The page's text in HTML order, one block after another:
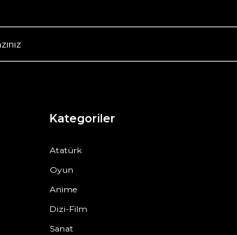
Kategoriler
Atatürk
Oyun
Anime
Dizi-Film
Sanat